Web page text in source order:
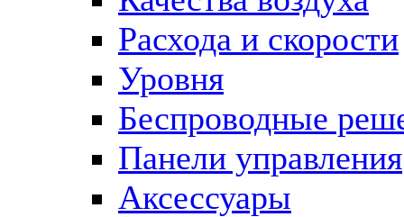
Расхода и скорости
Уровня
Беспроводные
Панели управления
Аксессуары